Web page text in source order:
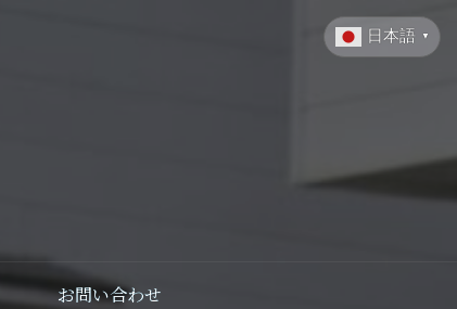
お問い合わせ
日本語 ▼